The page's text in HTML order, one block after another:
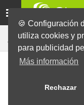
🍪 Configuración
utiliza cookies y
para publicidad
Más información
Rechazar
Acerca de